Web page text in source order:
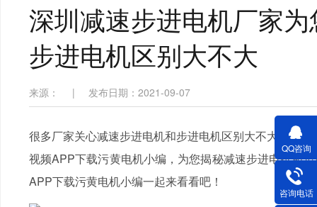
深圳减速步进电机厂家为
步进电机区别大不大
来源： | 发布日期：2021-09-07
很多厂家关心减速步进电机和步进电机区别大不大，
视频APP下载污黄电机小编，为您揭秘减速步进电机和
APP下载污黄电机小编一起来看看吧！
QQ咨询
咨询电话